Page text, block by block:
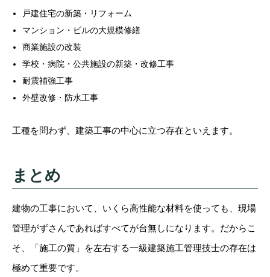
戸建住宅の新築・リフォーム
マンション・ビルの大規模修繕
商業施設の改装
学校・病院・公共施設の新築・改修工事
耐震補強工事
外壁改修・防水工事
工種を問わず、建築工事の中心に立つ存在といえます。
まとめ
建物の工事において、いくら高性能な材料を使っても、現場
管理がずさんであればすべてが台無しになります。だからこ
そ、「施工の質」を左右する一級建築施工管理技士の存在は
極めて重要です。